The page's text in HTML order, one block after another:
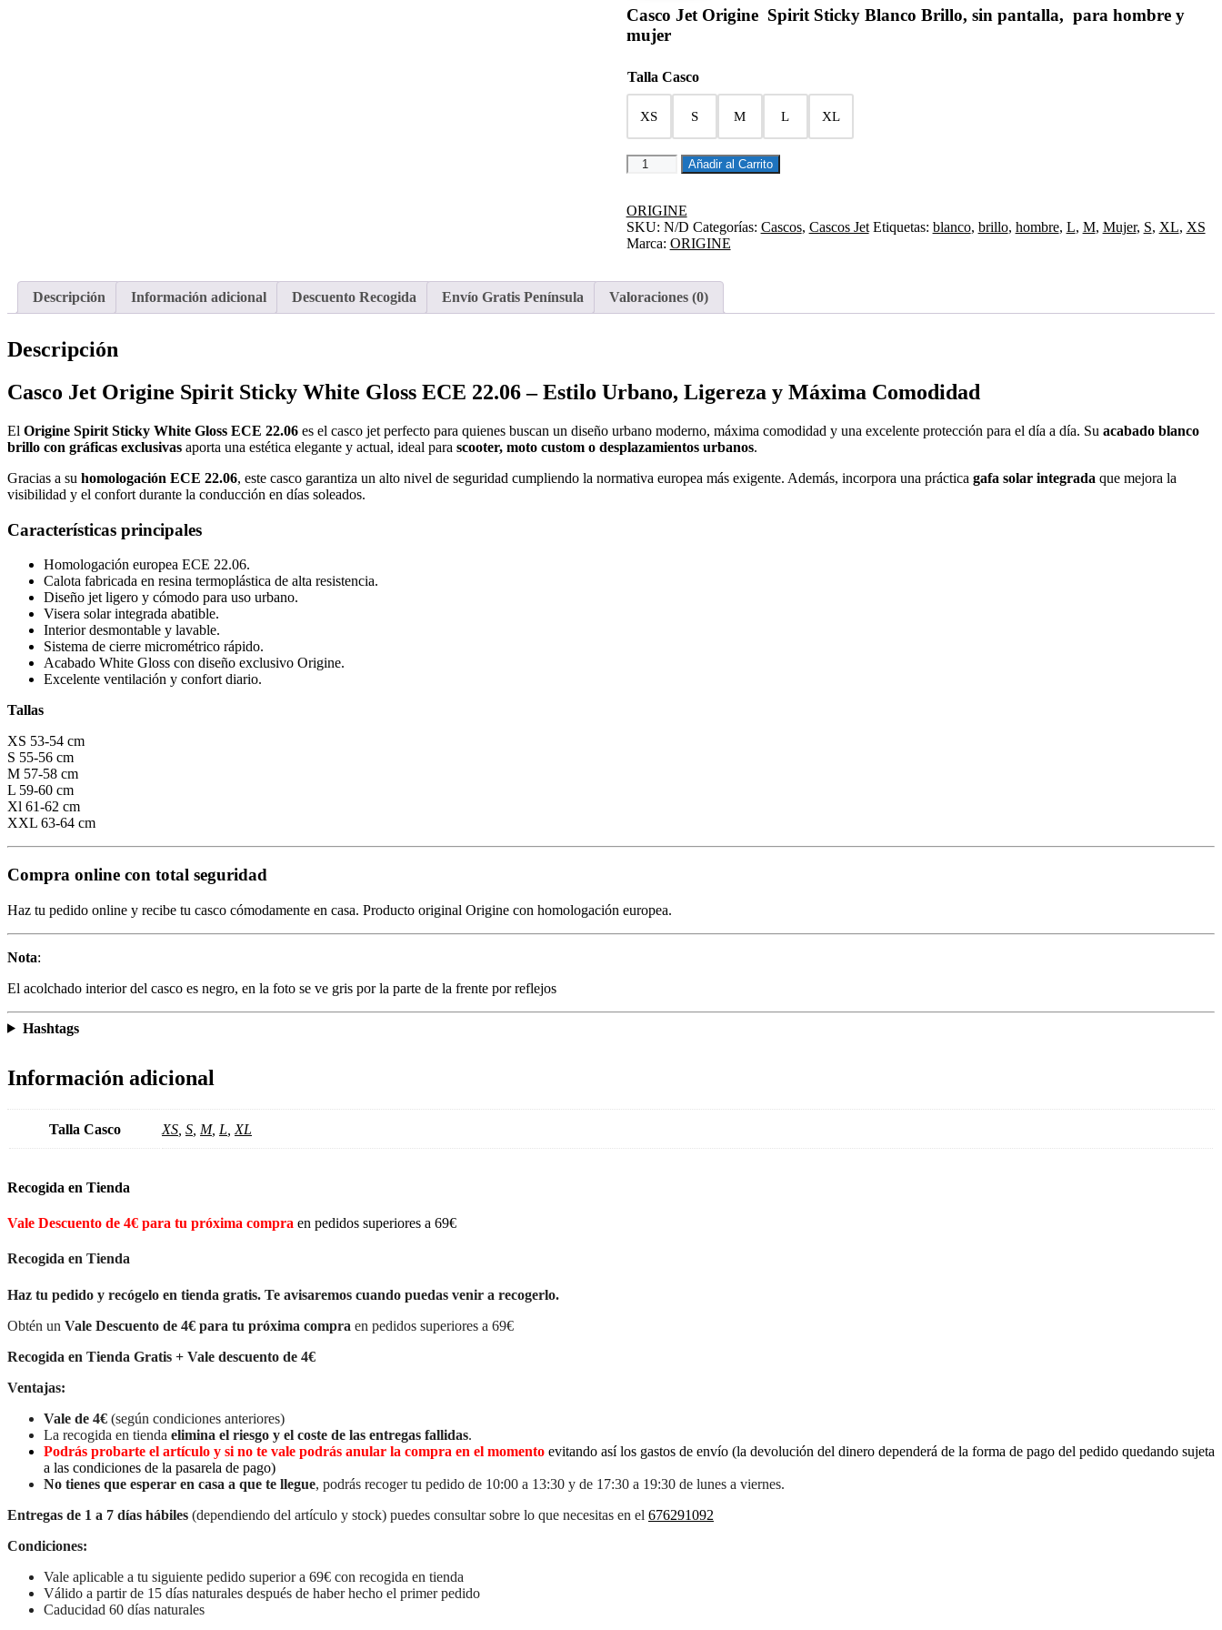
89,95€.76,45€.
Casco Jet Origine Spirit Sticky Blanco Brillo, sin pantalla, para hombre y
mujer
Talla Casco
XS S M L XL
CASCO
JET
STICKY
WHITE
GLOSS
Añadir al Carrito
ORIGINE
SKU: N/D Categorías: Cascos, Cascos Jet Etiquetas: blanco, brillo, hombre, L, M, Mujer, S, XL, XS
Marca: ORIGINE
Descripción Información adicional Descuento Recogida Envío Gratis Península Valoraciones (0)
Descripción
Casco Jet Origine Spirit Sticky White Gloss ECE 22.06 – Estilo Urbano, Ligereza y Máxima Comodidad
El Origine Spirit Sticky White Gloss ECE 22.06 es el casco jet perfecto para quienes buscan un diseño urbano moderno, máxima comodidad y una excelente protección para el día a día. Su acabado blanco
brillo con gráficas exclusivas aporta una estética elegante y actual, ideal para scooter, moto custom o desplazamientos urbanos.
Gracias a su homologación ECE 22.06, este casco garantiza un alto nivel de seguridad cumpliendo la normativa europea más exigente. Además, incorpora una práctica gafa solar integrada que mejora la
visibilidad y el confort durante la conducción en días soleados.
Características principales
Homologación europea ECE 22.06.
Calota fabricada en resina termoplástica de alta resistencia.
Diseño jet ligero y cómodo para uso urbano.
Visera solar integrada abatible.
Interior desmontable y lavable.
Sistema de cierre micrométrico rápido.
Acabado White Gloss con diseño exclusivo Origine.
Excelente ventilación y confort diario.
Tallas
XS 53-54 cm
S 55-56 cm
M 57-58 cm
L 59-60 cm
Xl 61-62 cm
XXL 63-64 cm
Compra online con total seguridad
Haz tu pedido online y recibe tu casco cómodamente en casa. Producto original Origine con homologación europea.
Nota:
El acolchado interior del casco es negro, en la foto se ve gris por la parte de la frente por reflejos
Hashtags
Información adicional
Talla Casco XS S M, L XL
Recogida en Tienda
Vale Descuento de 4€ para tu próxima compra en pedidos superiores a 69€
Recogida en Tienda
Haz tu pedido y recógelo en tienda gratis. Te avisaremos cuando puedas venir a recogerlo.
Obtén un Vale Descuento de 4€ para tu próxima compra en pedidos superiores a 69€
Recogida en Tienda Gratis + Vale descuento de 4€
Ventajas:
Vale de 4€ (según condiciones anteriores)
La recogida en tienda elimina el riesgo y el coste de las entregas fallidas.
Podrás probarte el artículo y si no te vale podrás anular la compra en el momento evitando así los gastos de envío (la devolución del dinero dependerá de la forma de pago del pedido quedando sujeta
a las condiciones de la pasarela de pago)
No tienes que esperar en casa a que te llegue, podrás recoger tu pedido de 10:00 a 13:30 y de 17:30 a 19:30 de lunes a viernes.
Entregas de 1 a 7 días hábiles (dependiendo del artículo y stock) puedes consultar sobre lo que necesitas en el 676291092
Condiciones:
Vale aplicable a tu siguiente pedido superior a 69€ con recogida en tienda
Válido a partir de 15 días naturales después de haber hecho el primer pedido
Caducidad 60 días naturales